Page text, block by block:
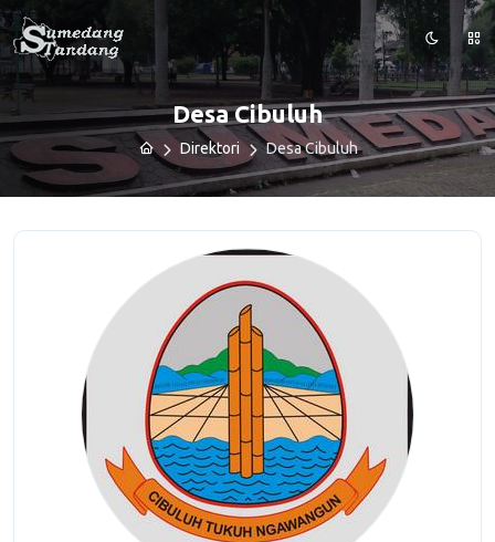
Desa Cibuluh
Direktori Desa Cibuluh